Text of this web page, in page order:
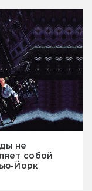
не
собой
Йорк